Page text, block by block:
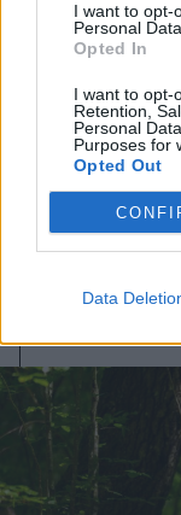
I want to opt-
Personal
Opted In
I want to opt-
Retention,
Personal
Purposes for
Opted Out
Data
2026.
Jól halad